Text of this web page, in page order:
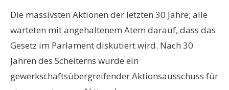
Die massivsten Aktionen der letzten 30 Jahre; alle
warteten mit angehaltenem Atem darauf, dass das
Gesetz im Parlament diskutiert wird. Nach 30
Jahren des Scheiterns wurde ein
gewerkschaftsübergreifender Aktionsausschuss für